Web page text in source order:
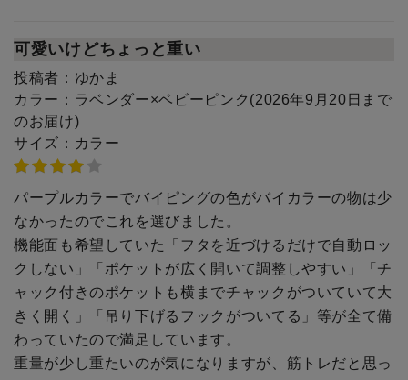
可愛いけどちょっと重い
投稿者： ゆかま
カラー： ラベンダー×ベビーピンク(2026年9月20日まで
のお届け)
サイズ： カラー
パープルカラーでバイピングの色がバイカラーの物は少
なかったのでこれを選びました。
機能面も希望していた「フタを近づけるだけで自動ロッ
クしない」「ポケットが広く開いて調整しやすい」「チ
ャック付きのポケットも横までチャックがついていて大
きく開く」「吊り下げるフックがついてる」等が全て備
わっていたので満足しています。
重量が少し重たいのが気になりますが、筋トレだと思っ